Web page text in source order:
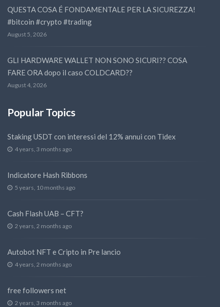
QUESTA COSA É FONDAMENTALE PER LA SICUREZZA!
#bitcoin #crypto #trading
August 5, 2026
GLI HARDWARE WALLET NON SONO SICURI?? COSA
FARE ORA dopo il caso COLDCARD??
August 4, 2026
Popular Topics
Staking USDT con interessi del 12% annui con Tidex
4 years, 3 months ago
Indicatore Hash Ribbons
5 years, 10 months ago
Cash Flash UAB – CFT?
2 years, 2 months ago
Autobot NFT e Cripto in Pre lancio
4 years, 2 months ago
free followers net
2 years, 3 months ago